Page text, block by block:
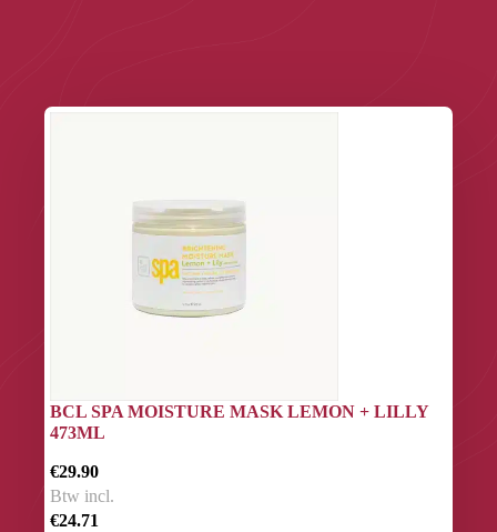
BCL SPA MOISTURE MASK LEMON + LILLY
473ML
€29.90
Btw incl.
€24.71